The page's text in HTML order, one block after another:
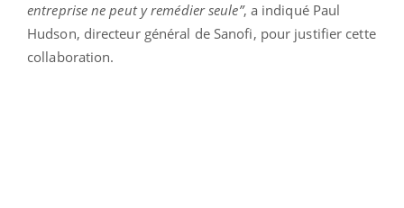
entreprise ne peut y remédier seule”, a indiqué Paul
Hudson, directeur général de Sanofi, pour justifier cette
collaboration.